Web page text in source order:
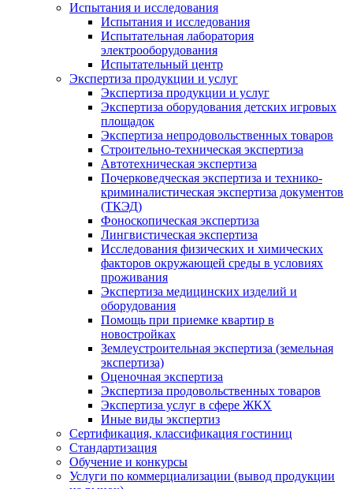
Испытания и исследования
Испытания и исследования
Испытательная лаборатория
электрооборудования
Испытательный центр
Экспертиза продукции и услуг
Экспертиза продукции и услуг
Экспертиза оборудования детских игровых
площадок
Экспертиза непродовольственных товаров
Строительно-техническая экспертиза
Автотехническая экспертиза
Почерковедческая экспертиза и технико-
криминалистическая экспертиза документов
(ТКЭД)
Фоноскопическая экспертиза
Лингвистическая экспертиза
Исследования физических и химических
факторов окружающей среды в условиях
проживания
Экспертиза медицинских изделий и
оборудования
Помощь при приемке квартир в
новостройках
Землеустроительная экспертиза (земельная
экспертиза)
Оценочная экспертиза
Экспертиза продовольственных товаров
Экспертиза услуг в сфере ЖКХ
Иные виды экспертиз
Сертификация, классификация гостиниц
Стандартизация
Обучение и конкурсы
Услуги по коммерциализации (вывод продукции